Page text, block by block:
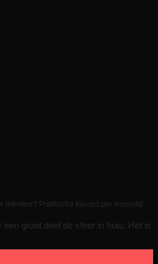
interieur? Praktische keuzes per woonstijl
een groot deel de sfeer in huis. Het is